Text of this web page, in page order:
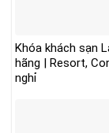
Khóa khách sạn
hãng | Resort,
nghỉ